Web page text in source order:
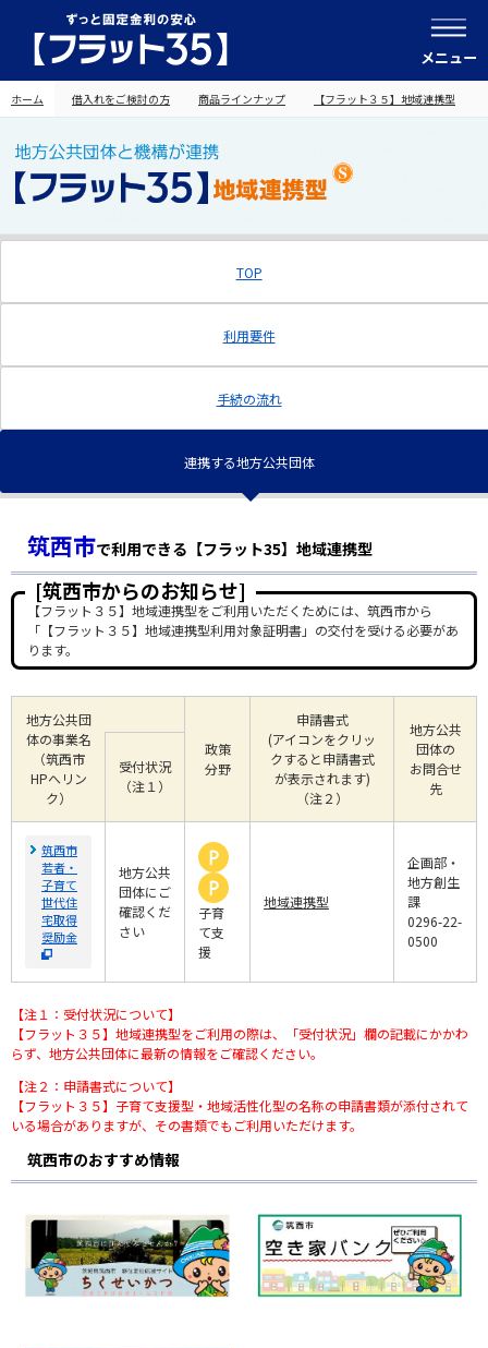
メニュー
ホーム 借入れをご検討の方 商品ラインナップ 【フラット３５】地域連携型
TOP
利用要件
手続の流れ
連携する地方公共団体
筑西市で利用できる【フラット35】地域連携型
[筑西市からのお知らせ]
【フラット３５】地域連携型をご利用いただくためには、筑西市から
「【フラット３５】地域連携型利用対象証明書」の交付を受ける必要があ
ります。
地方公共団
体の事業名
（筑西市
HPへリン
ク）
政策
分野
申請書式
(アイコンをクリッ
クすると申請書式
が表示されます)
（注２）
地方公共
団体の
お問合せ
先
受付状況
（注１）
筑西市
若者・
子育て
世代住
宅取得
奨励金
地方公共
団体にご
確認くだ
さい
子育
て支
援
地域連携型
企画部・
地方創生
課
0296-22-
0500
【注１：受付状況について】
【フラット３５】地域連携型をご利用の際は、「受付状況」欄の記載にかかわ
らず、地方公共団体に最新の情報をご確認ください。
【注２：申請書式について】
【フラット３５】子育て支援型・地域活性化型の名称の申請書類が添付されて
いる場合がありますが、その書類でもご利用いただけます。
筑西市のおすすめ情報